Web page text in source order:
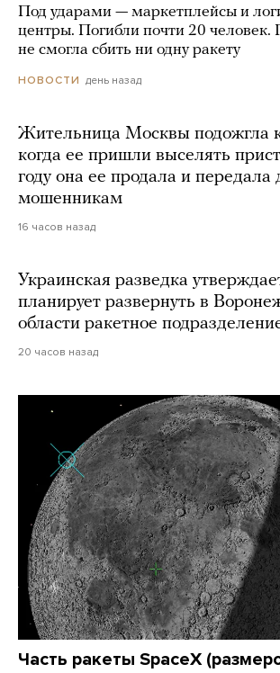
Под ударами — маркетплейсы и
центры. Погибли почти 20
не смогла сбить ни одну ракету
НОВОСТИ день назад
Жительница Москвы подожгла
когда ее пришли выселять
году она ее продала и передала
мошенникам
16 часов назад
Украинская разведка
планирует развернуть в
области ракетное
20 часов назад
Часть ракеты SpaceX